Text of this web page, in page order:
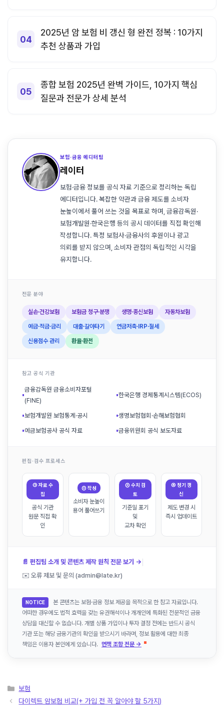
2025년 암 보험 비 갱신 형 완전 정복 : 10가지
추천 상품과 가입
종합 보험 2025년 완벽 가이드, 10가지 핵심
질문과 전문가 상세 분석
보험·금융 에디터팀
레이터
보험·금융 정보를 공식 자료 기준으로 정리하는 독립
에디터입니다. 복잡한 약관과 금융 제도를 소비자
눈높이에서 풀어 쓰는 것을 목표로 하며, 금융감독원·
보험개발원·한국은행 등의 공시 데이터를 직접 확인해
작성합니다. 특정 보험사·금융사의 후원이나 광고
의뢰를 받지 않으며, 소비자 관점의 독립적인 시각을
유지합니다.
전문 분야
실손·건강보험 보험금 청구·분쟁 생명·종신보험 자동차보험
예금·적금·금리 대출·갈아타기 연금저축·IRP·절세
신용점수 관리 환율·환전
참고 공식 기관
▪
금융감독원 금융소비자포털
(FINE)
▪한국은행 경제통계시스템(ECOS)
▪보험개발원 보험통계·공시 ▪생명보험협회·손해보험협회
▪예금보험공사 공식 자료 ▪금융위원회 공식 보도자료
편집·검수 프로세스
① 자료 수
집
공식 기관
원문 직접 확
인
② 작성
소비자 눈높이
용어 풀어쓰기
③ 수치 검
토
기준일 표기
및
교차 확인
④ 정기 갱
신
제도 변경 시
즉시 업데이트
📄 편집팀 소개 및 콘텐츠 제작 원칙 전문 보기 → |
✉️ 오류 제보 및 문의 (admin@late.kr)
NOTICE
본 콘텐츠는 보험·금융 정보 제공을 목적으로 한 참고 자료입니다.
어떠한 경우에도 법적 효력을 갖는 유권해석이나 개개인에 특화된 전문적인 금융
상담을 대신할 수 없습니다. 개별 상품 가입이나 투자 결정 전에는 반드시 공식
기관 또는 해당 금융기관의 확인을 받으시기 바라며, 정보 활용에 대한 최종
책임은 이용자 본인에게 있습니다. 면책 조항 전문 →
카
테
보험
다이렉트 암보험 비교(+ 가입 전 꼭 알아야 할 5가지)